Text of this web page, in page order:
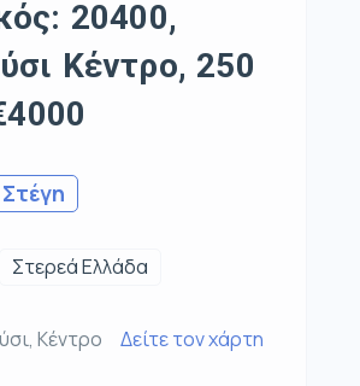
20400,
Κέντρο, 250
Στερεά Ελλάδα
Κέντρο Δείτε τον χάρτη